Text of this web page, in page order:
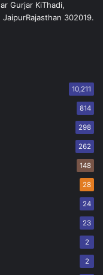
Gurjar KiThadi,
302019.
10,211
814
298
262
148
28
24
23
2
2